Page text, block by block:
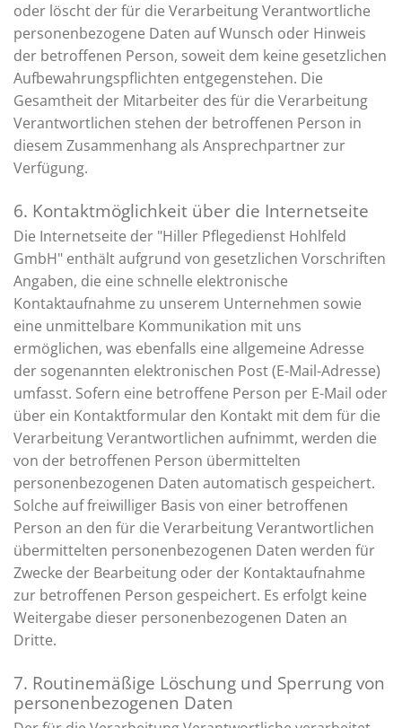
oder löscht der für die Verarbeitung Verantwortliche
personenbezogene Daten auf Wunsch oder Hinweis
der betroffenen Person, soweit dem keine gesetzlichen
Aufbewahrungspflichten entgegenstehen. Die
Gesamtheit der Mitarbeiter des für die Verarbeitung
Verantwortlichen stehen der betroffenen Person in
diesem Zusammenhang als Ansprechpartner zur
Verfügung.
6. Kontaktmöglichkeit über die Internetseite
Die Internetseite der "Hiller Pflegedienst Hohlfeld
GmbH" enthält aufgrund von gesetzlichen Vorschriften
Angaben, die eine schnelle elektronische
Kontaktaufnahme zu unserem Unternehmen sowie
eine unmittelbare Kommunikation mit uns
ermöglichen, was ebenfalls eine allgemeine Adresse
der sogenannten elektronischen Post (E-Mail-Adresse)
umfasst. Sofern eine betroffene Person per E-Mail oder
über ein Kontaktformular den Kontakt mit dem für die
Verarbeitung Verantwortlichen aufnimmt, werden die
von der betroffenen Person übermittelten
personenbezogenen Daten automatisch gespeichert.
Solche auf freiwilliger Basis von einer betroffenen
Person an den für die Verarbeitung Verantwortlichen
übermittelten personenbezogenen Daten werden für
Zwecke der Bearbeitung oder der Kontaktaufnahme
zur betroffenen Person gespeichert. Es erfolgt keine
Weitergabe dieser personenbezogenen Daten an
Dritte.
7. Routinemäßige Löschung und Sperrung von
personenbezogenen Daten